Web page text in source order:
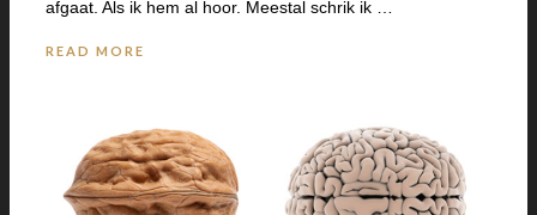
afgaat. Als ik hem al hoor. Meestal schrik ik …
READ MORE